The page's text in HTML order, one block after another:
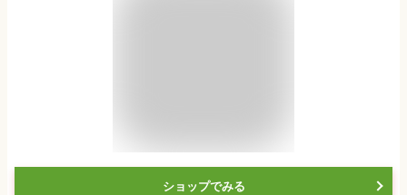
ショップでみる